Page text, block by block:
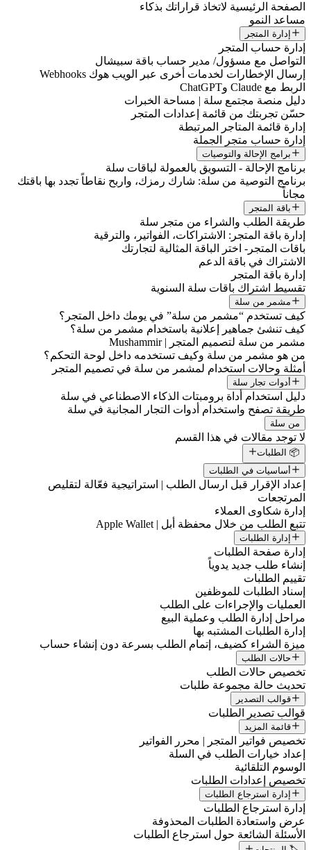
الصفحة الرئيسية لاتخاذ قراراتك بذكاء
مساعد النمو
إدارة المتجر
إدارة حساب المتجر
التواصل مع مسؤول/ مدير حساب باقة سبيشال
إرسال الإخطارات لخدمات أخرى عبر الويب هوك Webhooks
الربط مع Claude وChatGPT
دليل منصة مجتمع سلة | مساحة الخبرات
حسّن تجربتك من قائمة إعدادات المتجر
إدارة قائمة المتاجر المرتبطة
إدارة حساب متجر الجملة
برامج الإحالة والتوصيات
برنامج الإحالة - التسويق بالعمولة لباقات سلة
برنامج التوصية من سلة: شارك رمزك، واربح نقاطاً تجدد بها باقتك
مجاناً
باقة المتجر
طريقة الطلب والشراء من متجر سلة
إدارة باقة المتجر: الاشتراكات، الفواتير، والترقية
باقات المتجر- اختر الباقة المثالية لتجارتك
الاشتراك في باقة الدعم
إدارة باقة المتجر
تقسيط اشتراك باقات سلة السنوية
مشمر من سلة
كيف تستخدم “مشمر من سلة” في يومك داخل المتجر؟
كيف تنشئ جماهير إعلانية باستخدام مشمر من سلة؟
مشمر من سلة لتصميم المتجر | Mushammir
من هو مشمر من سلة وكيف تستخدمه داخل لوحة التحكم؟
أمثلة وحالات استخدام لمشمر من سلة في تصميم المتجر
أدوات تجار سلة
دليل استخدام أداة برومبتات الذكاء الاصطناعي في سلة
طريقة تصفح واستخدام أدوات التجار المجانية في سلة
من سلة
لا توجد مقالات في هذا القسم
📦 الطلبات
أساسيات في الطلبات
إعداد الإقرار قبل ارسال الطلب | استراتيجية فعّالة لتقليص
المرتجعات
إدارة شكاوى العملاء
تتبع الطلب من خلال محفظة أبل | Apple Wallet
إدارة الطلبات
إدارة صفحة الطلبات
إنشاء طلب جديد يدوياً
تقييم الطلبات
إسناد الطلبات للموظفين
العمليات والإجراءات على الطلب
مراحل إدارة الطلب وعملية البيع
إدارة الطلبات المشتبه بها
ميزة الشراء كضيف، إتمام الطلب بسرعة دون إنشاء حساب
حالات الطلب
تخصيص حالات الطلب
تحديث حالة مجموعة طلبات
قوالب التصدير
قوالب تصدير الطلبات
قائمة المزيد
تخصيص فواتير المتجر | محرر الفواتير
إعداد خيارات الطلب في السلة
الوسوم التلقائية
تخصيص إعدادات الطلبات
إدارة استرجاع الطلبات
إدارة استرجاع الطلبات
عرض واستعادة الطلبات المحذوفة
الأسئلة الشائعة حول استرجاع الطلبات